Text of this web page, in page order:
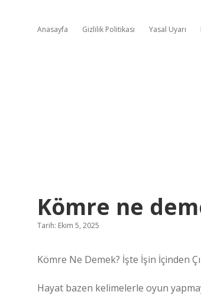
Anasayfa Gizlilik Politikası Yasal Uyarı
Kömre ne
Tarih: Ekim 5, 2025
Kömre Ne Demek? İşte İşin İçinden
Hayat bazen kelimelerle oyun